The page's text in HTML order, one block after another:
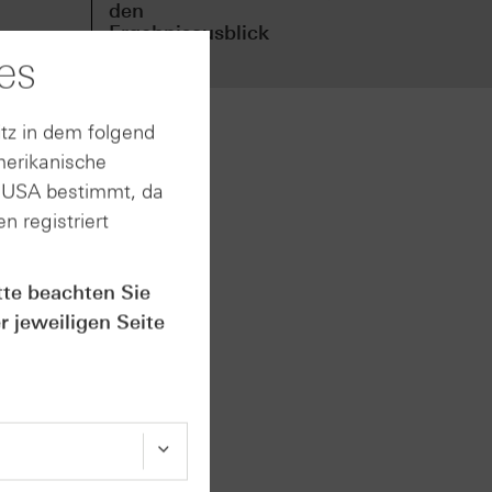
den
Ergebnisausblick
an
sowie
in dem folgend
bestimmt, da
registriert
beachten Sie
jeweiligen Seite